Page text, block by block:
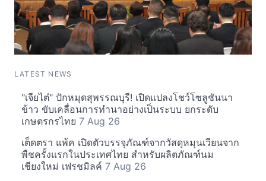
LATEST NEWS
"เจียไต๋" ปักหมุดสุพรรณบุรี! เปิดแปลงโชว์โซลูชันนา
ข้าว ขับเคลื่อนการทำนาอย่างเป็นระบบ ยกระดับ
เกษตรกรไทย 7 Aug 26
เต็ดตรา แพ้ค เปิดตัวบรรจุภัณฑ์จากวัสดุหมุนเวียนจาก
พืชครั้งแรกในประเทศไทย สำหรับผลิตภัณฑ์นม
เชียงใหม่ เฟรชมิลค์ 7 Aug 26